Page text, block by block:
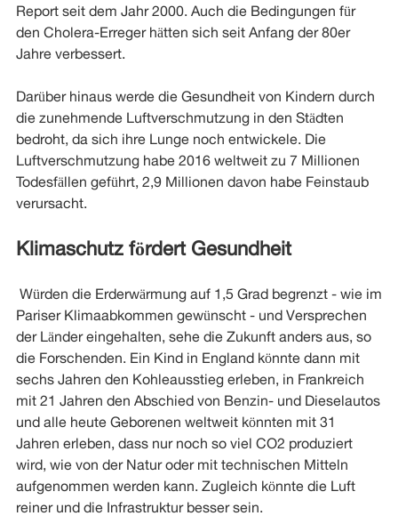
Report seit dem Jahr 2000. Auch die Bedingungen für
den Cholera-Erreger hätten sich seit Anfang der 80er
Jahre verbessert.
Darüber hinaus werde die Gesundheit von Kindern durch
die zunehmende Luftverschmutzung in den Städten
bedroht, da sich ihre Lunge noch entwickele. Die
Luftverschmutzung habe 2016 weltweit zu 7 Millionen
Todesfällen geführt, 2,9 Millionen davon habe Feinstaub
verursacht.
Klimaschutz fördert Gesundheit
Würden die Erderwärmung auf 1,5 Grad begrenzt - wie im
Pariser Klimaabkommen gewünscht - und Versprechen
der Länder eingehalten, sehe die Zukunft anders aus, so
die Forschenden. Ein Kind in England könnte dann mit
sechs Jahren den Kohleausstieg erleben, in Frankreich
mit 21 Jahren den Abschied von Benzin- und Dieselautos
und alle heute Geborenen weltweit könnten mit 31
Jahren erleben, dass nur noch so viel CO2 produziert
wird, wie von der Natur oder mit technischen Mitteln
aufgenommen werden kann. Zugleich könnte die Luft
reiner und die Infrastruktur besser sein.